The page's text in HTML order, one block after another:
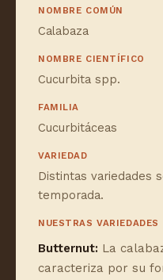
NOMBRE COMÚN
Calabaza
NOMBRE CIENTÍFICO
Cucurbita spp.
FAMILIA
Cucurbitáceas
VARIEDAD
Distintas variedades
temporada.
NUESTRAS VARIEDADES
Butternut: La
caracteriza por su